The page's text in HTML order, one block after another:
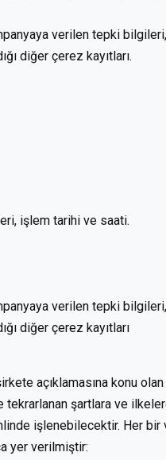
verilen tepki
diğer çerez kayıtları.
işlem tarihi ve saati.
verilen tepki
diğer çerez kayıtları
açıklamasına konu olan
şartlara ve
işlenebilecektir. Her
yer verilmiştir: